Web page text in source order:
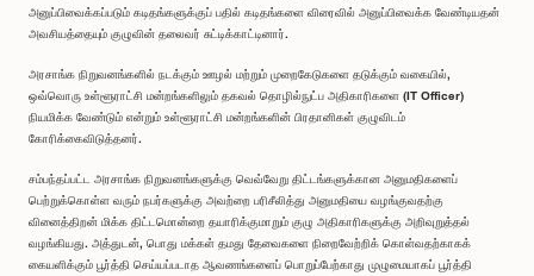
அனுப்பிவைக்கப்படும் கடிதங்களுக்குப் பதில் கடிதங்களை விரைவில் அனுப்பிவைக்க வேண்டியதன்
அவசியத்தையும் குழுவின் தலைவர் சுட்டிக்காட்டினார்.
அரசாங்க நிறுவனங்களில் நடக்கும் ஊழல் மற்றும் முறைகேடுகளை தடுக்கும் வகையில்,
ஒவ்வொரு உள்ளூராட்சி மன்றங்களிலும் தகவல் தொழில்நுட்ப அதிகாரிகளை (IT Officer)
நியமிக்க வேண்டும் என்றும் உள்ளூராட்சி மன்றங்களின் பிரதானிகள் குழுவிடம்
கோரிக்கைவிடுத்தனர்.
சம்பந்தப்பட்ட அரசாங்க நிறுவனங்களுக்கு வெவ்வேறு திட்டங்களுக்கான அனுமதிகளைப்
பெற்றுக்கொள்ள வரும் நபர்களுக்கு அவற்றை பரிசீலித்து அனுமதியை வழங்குவதற்கு
வினைத்திறன் மிக்க திட்டமொன்றை தயாரிக்குமாறும் குழு அதிகாரிகளுக்கு அறிவுறுத்தல்
வழங்கியது. அத்துடன், பொது மக்கள் தமது தேவைகளை நிறைவேற்றிக் கொள்வதற்காகக்
கையளிக்கும் பூர்த்தி செய்யப்படாத ஆவணங்களைப் பொறுப்பேற்காது முழுமையாகப் பூர்த்தி